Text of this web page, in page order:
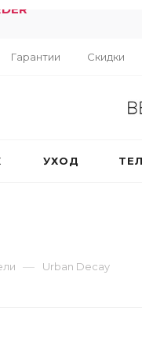
Гарантии Скидки
УХОД
— Urban Decay